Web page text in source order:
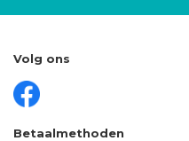
Volg ons
Betaalmethoden